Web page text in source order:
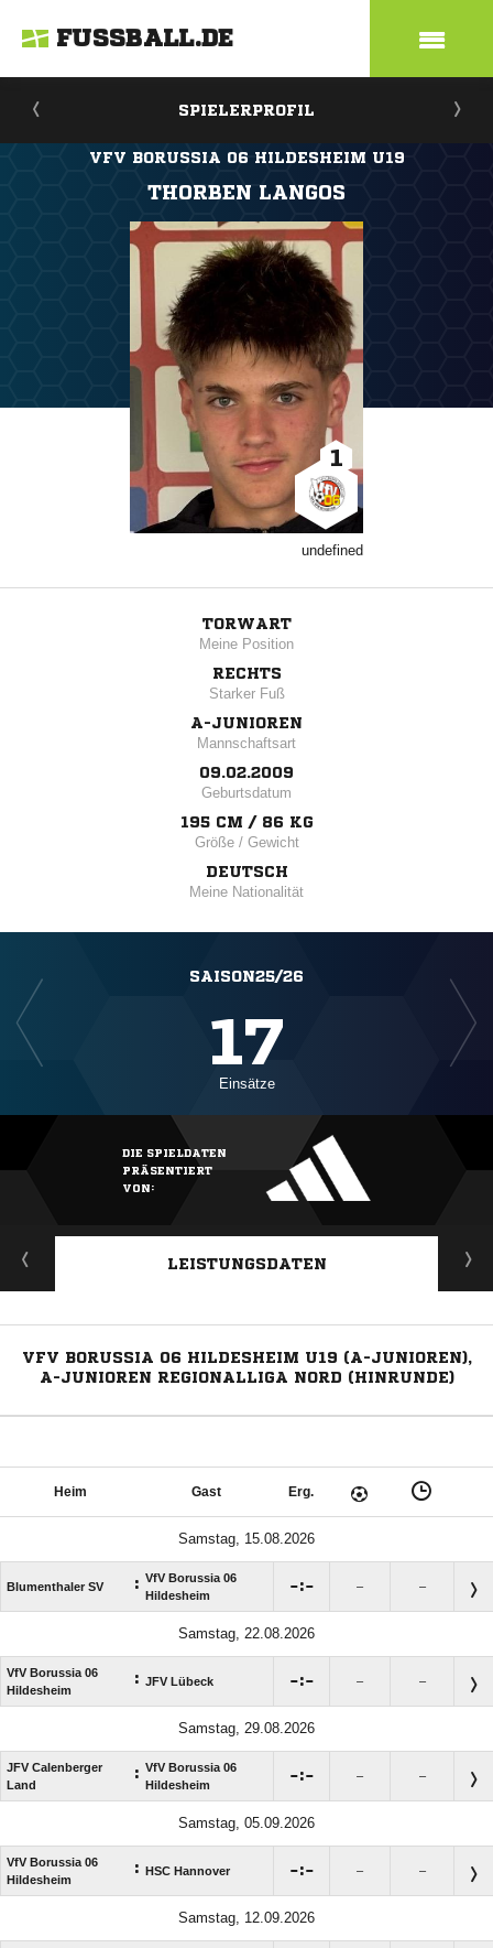
FUSSBALL.DE
SPIELERPROFIL
VFV BORUSSIA 06 HILDESHEIM U19
THORBEN LANGOS
undefined
1
TORWART
Meine Position
RECHTS
Starker Fuß
A-JUNIOREN
Mannschaftsart
09.02.2009
Geburtsdatum
195 CM / 86 KG
Größe / Gewicht
DEUTSCH
Meine Nationalität
SAISON25/26
17
Einsätze
DIE SPIELDATEN
PRÄSENTIERT
VON:
LEISTUNGSDATEN
VFV BORUSSIA 06 HILDESHEIM U19 (A-JUNIOREN),
A-JUNIOREN REGIONALLIGA NORD (HINRUNDE)
Heim Gast Erg.
Samstag, 15.08.2026
Blumenthaler SV : VfV Borussia 06
Hildesheim
: – –
Samstag, 22.08.2026
VfV Borussia 06
Hildesheim
: JFV Lübeck : – –
Samstag, 29.08.2026
JFV Calenberger
Land
: VfV Borussia 06
Hildesheim
: – –
Samstag, 05.09.2026
VfV Borussia 06
Hildesheim
: HSC Hannover : – –
Samstag, 12.09.2026